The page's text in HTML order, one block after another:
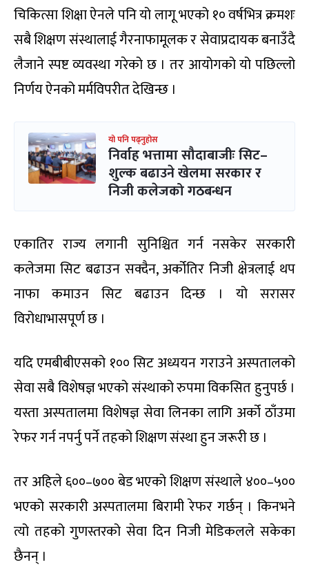
चिकित्सा शिक्षा ऐनले पनि यो लागू भएको १० वर्षभित्र क्रमशः
सबै शिक्षण संस्थालाई गैरनाफामूलक र सेवाप्रदायक बनाउँदै
लैजाने स्पष्ट व्यवस्था गरेको छ । तर आयोगको यो पछिल्लो
निर्णय ऐनको मर्मविपरीत देखिन्छ ।
यो पनि पढ्नुहोस
निर्वाह भत्तामा सौदाबाजीः सिट–
शुल्क बढाउने खेलमा सरकार र
निजी कलेजको गठबन्धन
एकातिर राज्य लगानी सुनिश्चित गर्न नसकेर सरकारी
कलेजमा सिट बढाउन सक्दैन, अर्कोतिर निजी क्षेत्रलाई थप
नाफा कमाउन सिट बढाउन दिन्छ । यो सरासर
विरोधाभासपूर्ण छ ।
यदि एमबीबीएसको १०० सिट अध्ययन गराउने अस्पतालको
सेवा सबै विशेषज्ञ भएको संस्थाको रुपमा विकसित हुनुपर्छ ।
यस्ता अस्पतालमा विशेषज्ञ सेवा लिनका लागि अर्को ठाँउमा
रेफर गर्न नपर्नु पर्ने तहको शिक्षण संस्था हुन जरूरी छ ।
तर अहिले ६००–७०० बेड भएको शिक्षण संस्थाले ४००–५००
भएको सरकारी अस्पतालमा बिरामी रेफर गर्छन् । किनभने
त्यो तहको गुणस्तरको सेवा दिन निजी मेडिकलले सकेका
छैनन् ।